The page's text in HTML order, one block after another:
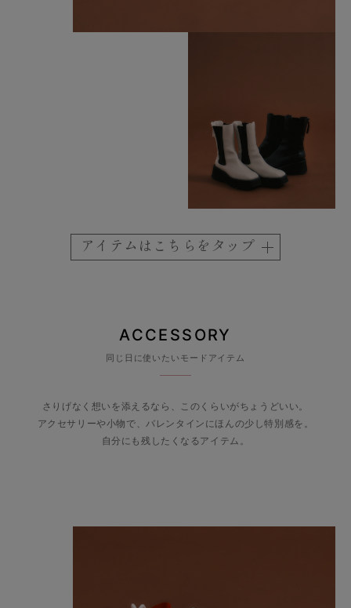
アイテムはこちらをタップ
ACCESSORY
同じ日に使いたいモードアイテム
さりげなく想いを添えるなら、このくらいがちょうどいい。
アクセサリーや小物で、バレンタインにほんの少し特別感を。
自分にも残したくなるアイテム。